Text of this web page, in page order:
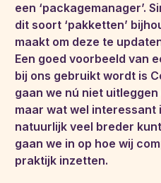
een ‘packagemanager’.
dit soort ‘pakketten’
maakt om deze te
Een goed voorbeeld van
bij ons gebruikt wordt is
gaan we nú niet
maar wat wel interessant
natuurlijk veel breder
gaan we in op hoe wij
praktijk inzetten.